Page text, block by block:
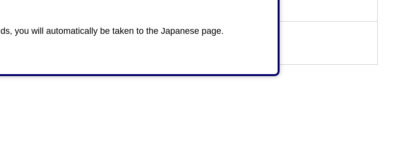
you will automatically be taken to the Japanese page.
しください。